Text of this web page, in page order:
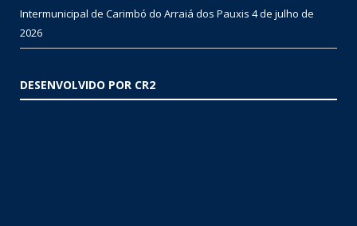
Intermunicipal de Carimbó do Arraiá dos Pauxis 4 de julho de
2026
DESENVOLVIDO POR CR2